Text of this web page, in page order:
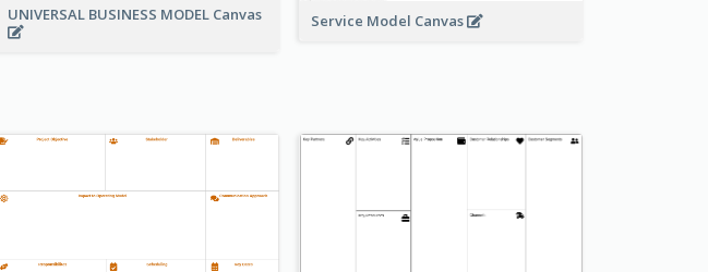
UNIVERSAL BUSINESS MODEL Canvas Service Model Canvas